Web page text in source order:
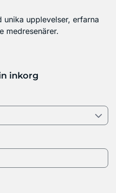
unika upplevelser, erfarna
medresenärer.
inkorg